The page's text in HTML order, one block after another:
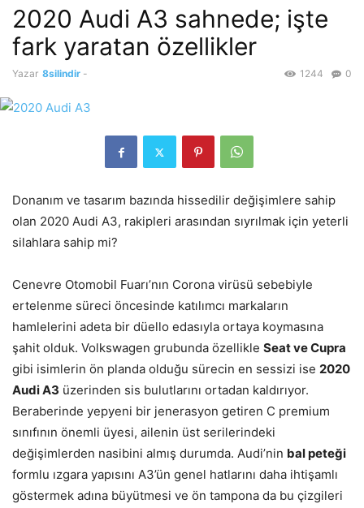
2020 Audi A3 sahnede; işte
fark yaratan özellikler
Yazar 8silindir - 0
1244
Donanım ve tasarım bazında hissedilir değişimlere sahip
olan 2020 Audi A3, rakipleri arasından sıyrılmak için yeterli
silahlara sahip mi?
Cenevre Otomobil Fuarı’nın Corona virüsü sebebiyle
ertelenme süreci öncesinde katılımcı markaların
hamlelerini adeta bir düello edasıyla ortaya koymasına
şahit olduk. Volkswagen grubunda özellikle Seat ve Cupra
gibi isimlerin ön planda olduğu sürecin en sessizi ise 2020
Audi A3 üzerinden sis bulutlarını ortadan kaldırıyor.
Beraberinde yepyeni bir jenerasyon getiren C premium
sınıfının önemli üyesi, ailenin üst serilerindeki
değişimlerden nasibini almış durumda. Audi’nin bal peteği
formlu ızgara yapısını A3’ün genel hatlarını daha ihtişamlı
göstermek adına büyütmesi ve ön tampona da bu çizgileri